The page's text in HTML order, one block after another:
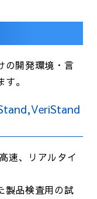
の開発環境・言
。
速、リアルタイ
製品検査用の試